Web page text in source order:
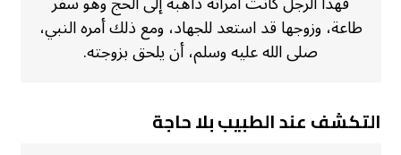
طاعة، وزوجها قد استعد للجهاد، ومع ذلك أمره النبي،
صلى الله عليه وسلم، أن يلحق بزوجته.
التكشف عند الطبيب بلا حاجة